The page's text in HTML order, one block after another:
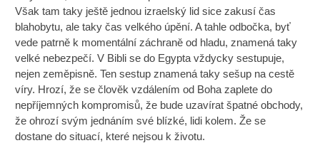
Však tam taky ještě jednou izraelský lid sice zakusí čas
blahobytu, ale taky čas velkého úpění. A tahle odbočka, byť
vede patrně k momentální záchraně od hladu, znamená taky
velké nebezpečí. V Bibli se do Egypta vždycky sestupuje,
nejen zeměpisně. Ten sestup znamená taky sešup na cestě
víry. Hrozí, že se člověk vzdálením od Boha zaplete do
nepříjemných kompromisů, že bude uzavírat špatné obchody,
že ohrozí svým jednáním své blízké, lidi kolem. Že se
dostane do situací, které nejsou k životu.